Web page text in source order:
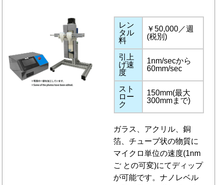
レン
タル
料
￥50,000／週
(税別)
引上
げ速
度
1nm/secから
60mm/sec
スト
ロー
ク
150mm(最大
300mmまで)
ガラス、アクリル、銅
箔、チューブ状の物質に
マイクロ単位の速度(1nm
ご との可変)にてディップ
が可能です。ナノレベル